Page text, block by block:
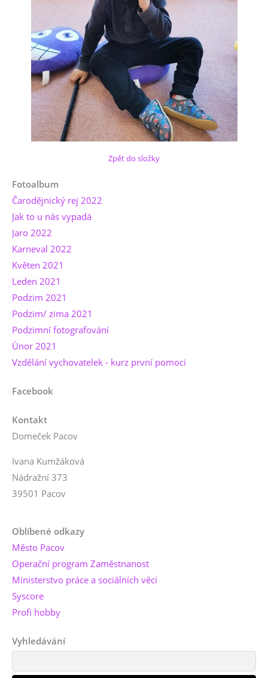
Zpět do složky
Fotoalbum
Čarodějnický rej 2022
Jak to u nás vypadá
Jaro 2022
Karneval 2022
Květen 2021
Leden 2021
Podzim 2021
Podzim/ zima 2021
Podzimní fotografování
Únor 2021
Vzdělání vychovatelek - kurz první pomoci
Facebook
Kontakt
Domeček Pacov
Ivana Kumžáková
Nádražní 373
39501 Pacov
Oblíbené odkazy
Město Pacov
Operační program Zaměstnanost
Ministerstvo práce a sociálních věcí
Syscore
Profi hobby
Vyhledávání